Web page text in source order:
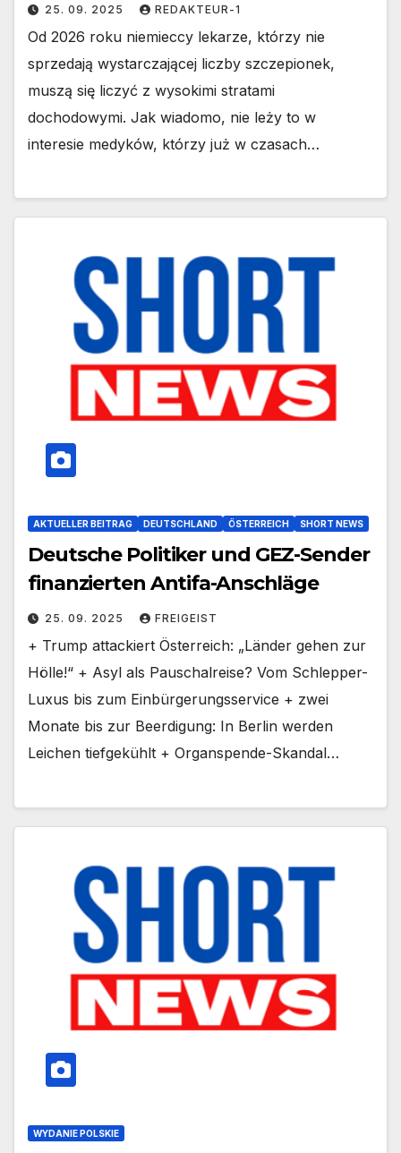
25. 09. 2025 REDAKTEUR-1
Od 2026 roku niemieccy lekarze, którzy nie
sprzedają wystarczającej liczby szczepionek,
muszą się liczyć z wysokimi stratami
dochodowymi. Jak wiadomo, nie leży to w
interesie medyków, którzy już w czasach…
AKTUELLER BEITRAG DEUTSCHLAND ÖSTERREICH SHORT NEWS
Deutsche Politiker und GEZ-Sender
finanzierten Antifa-Anschläge
25. 09. 2025 FREIGEIST
+ Trump attackiert Österreich: „Länder gehen zur
Hölle!“ + Asyl als Pauschalreise? Vom Schlepper-
Luxus bis zum Einbürgerungsservice + zwei
Monate bis zur Beerdigung: In Berlin werden
Leichen tiefgekühlt + Organspende-Skandal…
WYDANIE POLSKIE